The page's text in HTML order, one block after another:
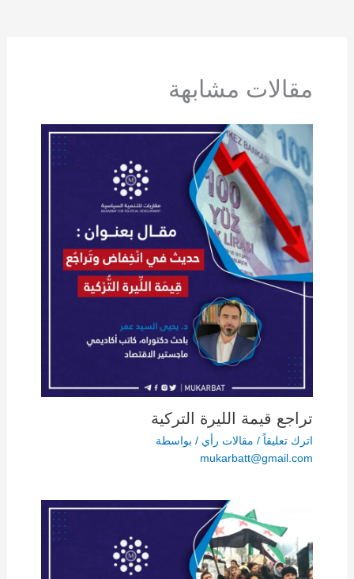
مقالات مشابهة
تراجع قيمة الليرة التركية
اترك تعليقاً / مقالات رأي / بواسطة
mukarbatt@gmail.com